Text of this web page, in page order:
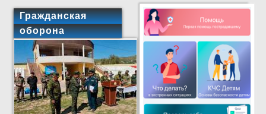
Гражданская
оборона